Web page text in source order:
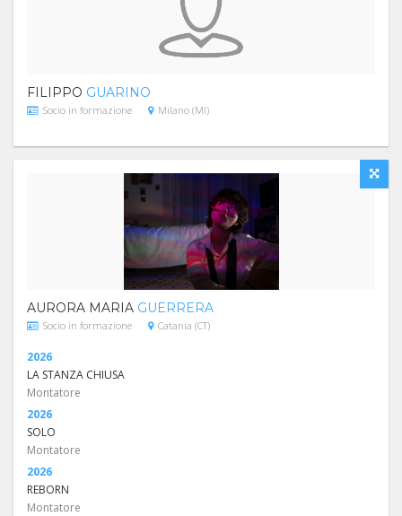
FILIPPO GUARINO
Socio in formazione Milano (MI)
AURORA MARIA GUERRERA
Socio in formazione Catania (CT)
2026
LA STANZA CHIUSA
Montatore
2026
SOLO
Montatore
2026
REBORN
Montatore